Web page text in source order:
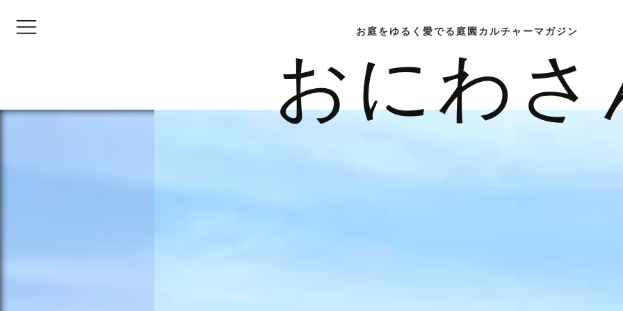
おにわさ
お庭をゆるく愛でる庭園カルチャーマガジン